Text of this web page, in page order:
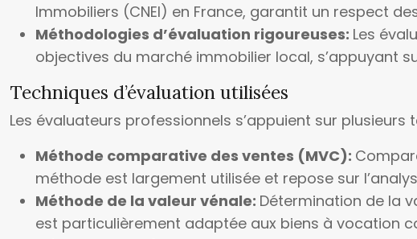
Immobiliers (CNEI) en France, garantit un respect
Méthodologies d’évaluation rigoureuses: Les
objectives du marché immobilier local, s’appuyant
Techniques d’évaluation utilisées
Les évaluateurs professionnels s’appuient sur
Méthode comparative des ventes (MVC):
méthode est largement utilisée et repose sur
Méthode de la valeur vénale: Détermination de la
est particulièrement adaptée aux biens à vocation